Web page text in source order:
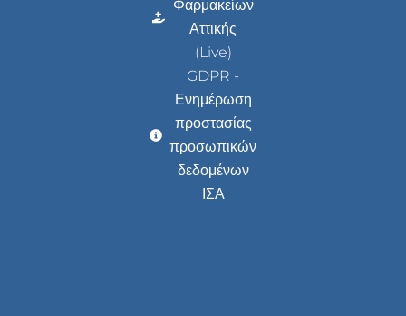
Φαρμακείων
Αττικής
(Live)
GDPR -
Ενημέρωση
προστασίας
προσωπικών
δεδομένων
ΙΣΑ